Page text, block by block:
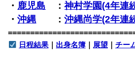
・ 鹿児島 ：神村学園(4年連
・沖縄 ：沖縄尚学(2年連
日程結果
出身名簿 展望 ｜チー